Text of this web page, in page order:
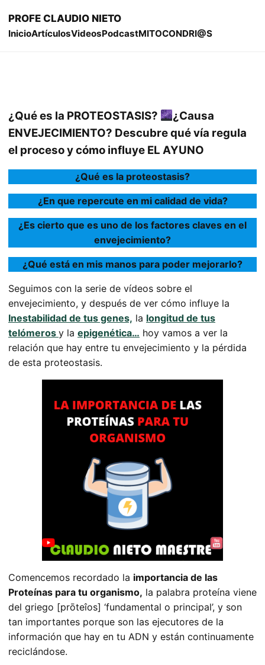
PROFE CLAUDIO NIETO
InicioArtículosVideosPodcastMITOCONDRI@S
¿Qué es la PROTEOSTASIS?
¿Causa
ENVEJECIMIENTO? Descubre qué vía regula
el proceso y cómo influye EL AYUNO
¿Qué es la proteostasis?
¿En que repercute en mi calidad de vida?
¿Es cierto que es uno de los factores claves en el
envejecimiento?
¿Qué está en mis manos para poder mejorarlo?
Seguimos con la serie de vídeos sobre el
envejecimiento, y después de ver cómo influye la
Inestabilidad de tus genes, la longitud de tus
telómeros y la epigenética… hoy vamos a ver la
relación que hay entre tu envejecimiento y la pérdida
de esta proteostasis.
Comencemos recordado la importancia de las
Proteínas para tu organismo, la palabra proteína viene
del griego [prōteîos] ‘fundamental o principal’, y son
tan importantes porque son las ejecutores de la
información que hay en tu ADN y están continuamente
reciclándose.